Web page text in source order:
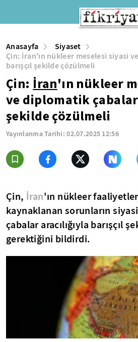
Anasayfa
Siyaset
Çin: İran'ın nükleer meselesi siyasi
barışçıl şekilde çözülmeli
Çin: İran'ın nükleer
ve diplomatik
şekilde çözülmeli
Yayınlanma Tarihi:02.07.2025 12:56
Çin, İran'ın nükleer
kaynaklanan sorunların
çabalar aracılığıyla barışçıl
gerektiğini bildirdi.